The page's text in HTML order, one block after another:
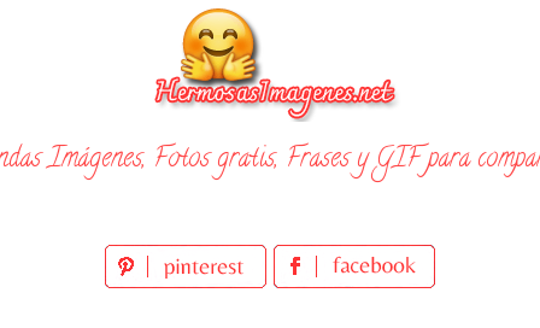
Imágenes, Fotos gratis, Frases y GIF para